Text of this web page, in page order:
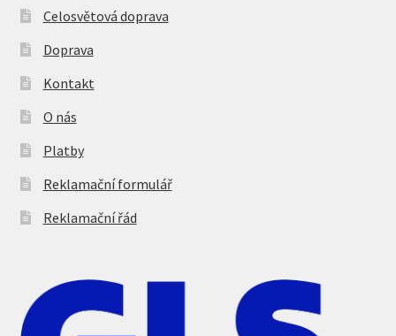
Celosvětová doprava
Doprava
Kontakt
O nás
Platby
Reklamační formulář
Reklamační řád